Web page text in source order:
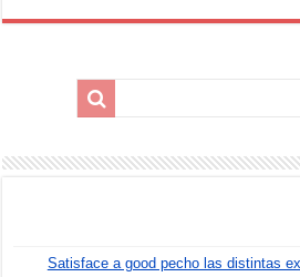
Satisface a good pecho las distintas